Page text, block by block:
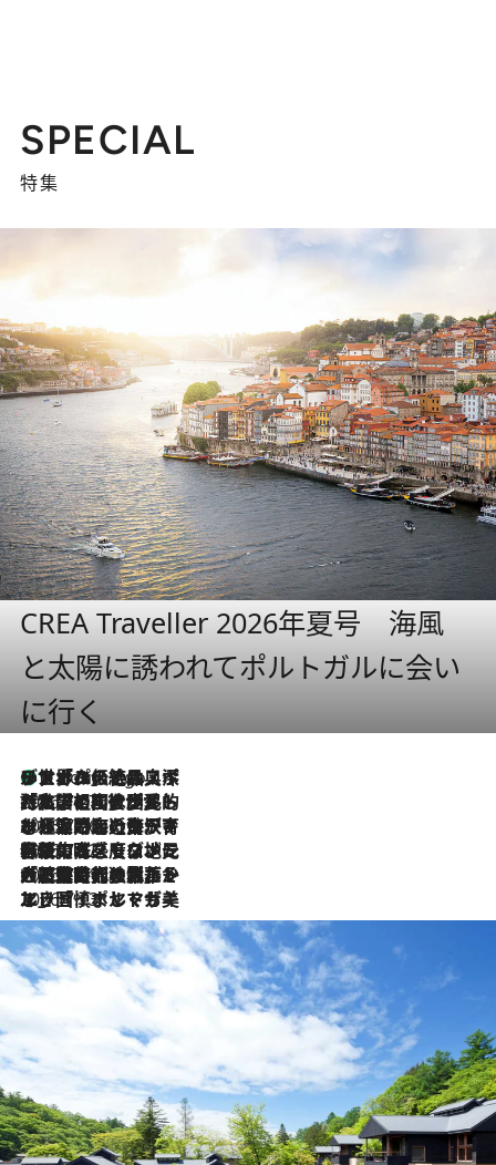
SPECIAL
特集
CREA Traveller 2026年夏号 海風
と太陽に誘われてポルトガルに会い
に行く
8 Hours Ago
リスボンの絶品スイーツ「パステル・デ・ナタ」とは？ポルトガル伝統の奥深い世界へ
2026.7.27
「私の祖国はポルトガル語です」国民的詩人フェルナンド・ペソアと、彼が愛した文学の街を歩く
2026.7.26
ポルトガル近海が育む極上の海の幸。キリリと冷えた白ワインと愉しむ、シーフード専門店の贅沢
2026.7.22
伝統の味をモダンに昇華。高感度な地元客が集う、リスボンの最旬ガストロノミー
2026.7.21
大航海時代の栄華から、震災、独裁、そして革命へ。ポルトガル・首都リスボンの石畳に刻まれた「歴史の光と影」
2026.7.13
エッセイ・ヤマザキマリ「慎ましくも美しき国 ポルトガル」